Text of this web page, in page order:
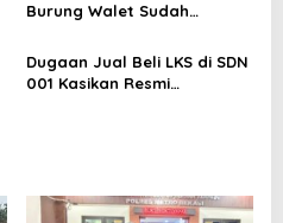
Burung Walet Sudah
Pelapor Desak Polda Jambi
Segera Lakukan Penahanan
Dugaan Jual Beli LKS di SDN
001 Kasikan Resmi